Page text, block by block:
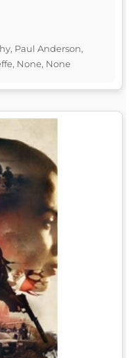
Paul Anderson,
None, None